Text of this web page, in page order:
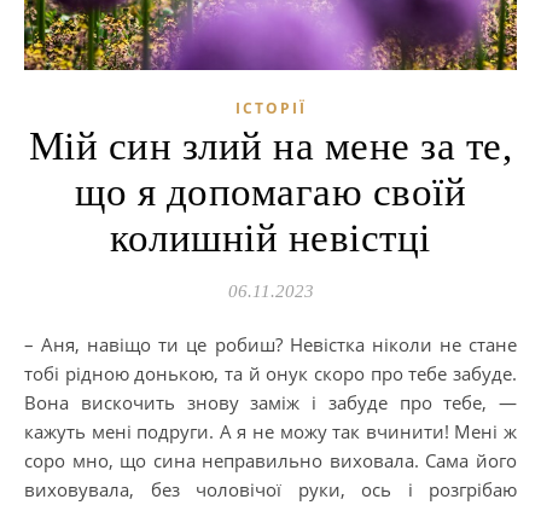
ІСТОРІЇ
Мій син злий на мене за те,
що я допомагаю своїй
колишній невістці
06.11.2023
– Аня, навіщо ти це робиш? Невістка ніколи не стане
тобі рідною донькою, та й онук скоро про тебе забуде.
Вона вискочить знову заміж і забуде про тебе, —
кажуть мені подруги. А я не можу так вчинити! Мені ж
соро мно, що сина неправильно виховала. Сама його
виховувала, без чоловічої руки, ось і розгрібаю